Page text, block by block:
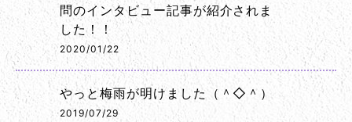
問のインタビュー記事が紹介されま
した！！
2020/01/22
やっと梅雨が明けました（＾◇＾）
2019/07/29